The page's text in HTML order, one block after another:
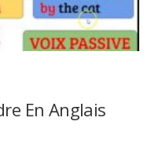
En Anglais